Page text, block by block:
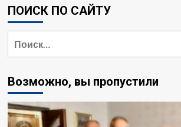
ПОИСК ПО САЙТУ
Возможно, вы пропустили